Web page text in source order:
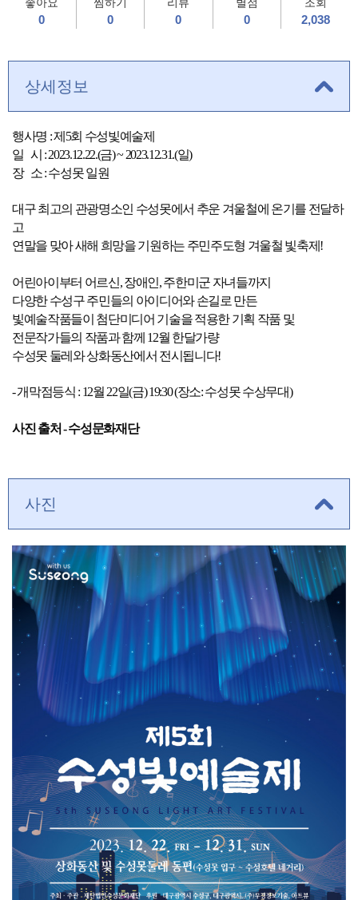
0 0 0 0 2,038
상세정보
행사명 : 제5회 수성빛예술제
일 시 : 2023.12.22.(금) ~ 2023.12.31.(일)
장 소 : 수성못 일원
대구 최고의 관광명소인 수성못에서 추운 겨울철에 온기를 전달하
고
연말을 맞아 새해 희망을 기원하는 주민주도형 겨울철 빛축제!
어린아이부터 어르신, 장애인, 주한미군 자녀들까지
다양한 수성구 주민들의 아이디어와 손길로 만든
빛예술작품들이 첨단미디어 기술을 적용한 기획 작품 및
전문작가들의 작품과 함께 12월 한달가량
수성못 둘레와 상화동산에서 전시됩니다!
- 개막점등식 : 12월 22일(금) 19:30 (장소: 수성못 수상무대)
사진 출처 - 수성문화재단
사진